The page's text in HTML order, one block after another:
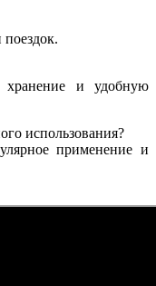
хранение и удобную
использования?
применение и